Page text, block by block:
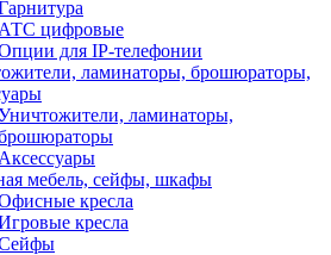
АТС цифровые
для IP-телефонии
ламинаторы, брошюраторы,
ламинаторы,
Аксессуары
мебель, сейфы, шкафы
кресла
кресла